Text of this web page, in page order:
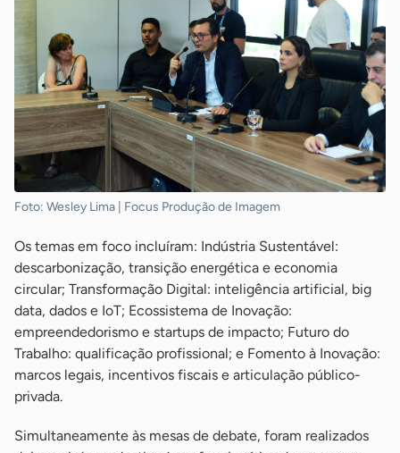
Foto: Wesley Lima | Focus Produção de Imagem
Os temas em foco incluíram: Indústria Sustentável:
descarbonização, transição energética e economia
circular; Transformação Digital: inteligência artificial, big
data, dados e IoT; Ecossistema de Inovação:
empreendedorismo e startups de impacto; Futuro do
Trabalho: qualificação profissional; e Fomento à Inovação:
marcos legais, incentivos fiscais e articulação público-
privada.
Simultaneamente às mesas de debate, foram realizados